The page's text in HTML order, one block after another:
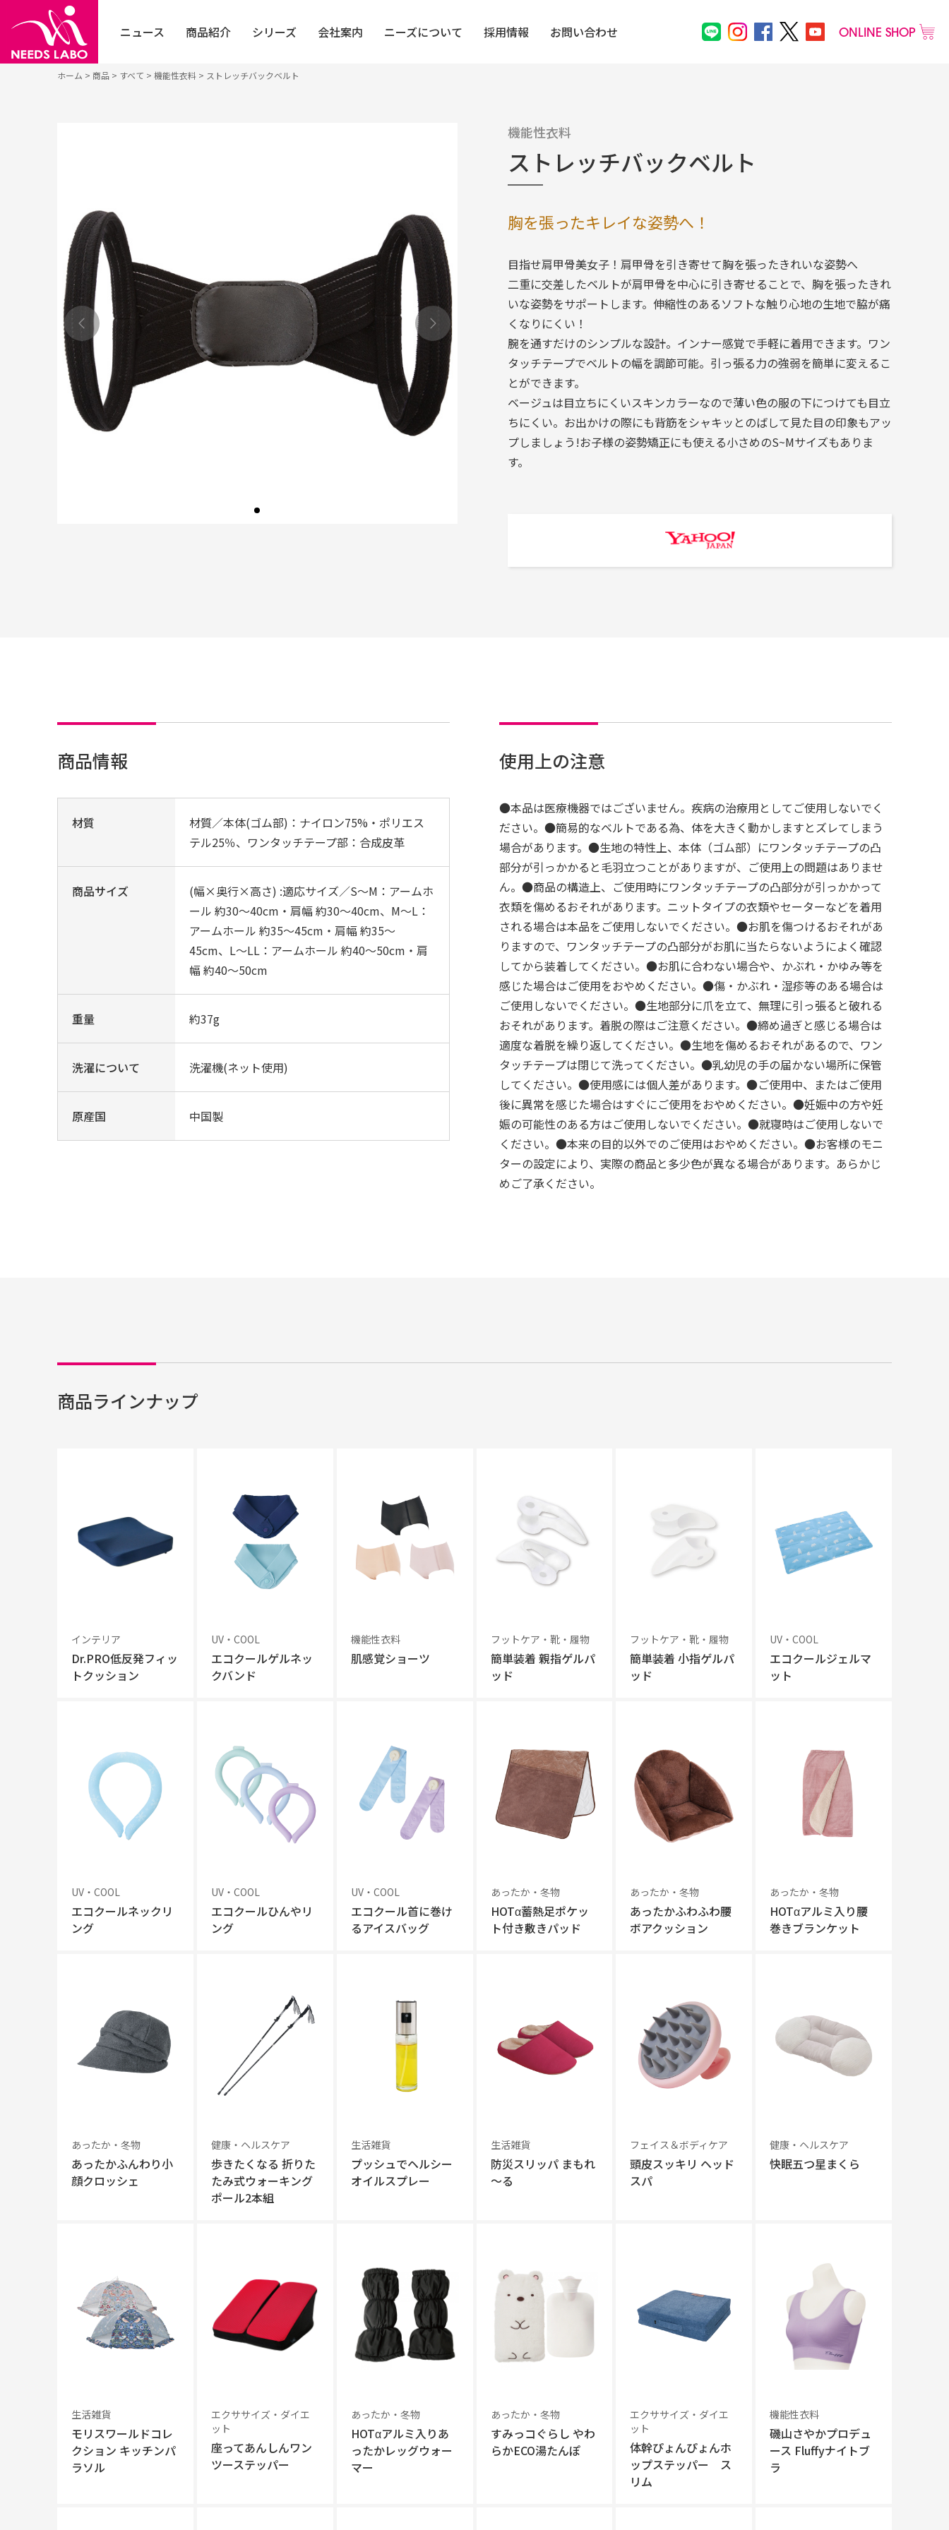
ニュース 商品紹介
UV・COOL
あったか・冬物
その他
シリーズ 会社案内 ニーズについて 採用情報 お問い合わせ ONLINE SHOP
ホーム > 商品> すべて > 機能性衣料 > ストレッチバックベルト
機能性衣料
ストレッチバックベルト
胸を張ったキレイな姿勢へ！
目指せ肩甲骨美女子！肩甲骨を引き寄せて胸を張ったきれいな姿勢へ
二重に交差したベルトが肩甲骨を中心に引き寄せることで、胸を張ったきれ
いな姿勢をサポートします。伸縮性のあるソフトな触り心地の生地で脇が痛
くなりにくい！
腕を通すだけのシンプルな設計。インナー感覚で手軽に着用できます。ワン
タッチテープでベルトの幅を調節可能。引っ張る力の強弱を簡単に変えるこ
とができます。
ベージュは目立ちにくいスキンカラーなので薄い色の服の下につけても目立
ちにくい。お出かけの際にも背筋をシャキッとのばして見た目の印象もアッ
プしましょう!お子様の姿勢矯正にも使える小さめのS~Mサイズもありま
す。
商品情報
材質
材質／本体(ゴム部)：ナイロン75%・ポリエス
テル25％、ワンタッチテープ部：合成皮革
商品サイズ
(幅×奥行×高さ) :適応サイズ／S〜M：アームホ
ール 約30〜40cm・肩幅 約30〜40cm、M〜L：
アームホール 約35〜45cm・肩幅 約35〜
45cm、L〜LL：アームホール 約40〜50cm・肩
幅 約40〜50cm
重量 約37g
洗濯について 洗濯機(ネット使用)
原産国 中国製
使用上の注意
●本品は医療機器ではございません。疾病の治療用としてご使用しないでく
ださい。●簡易的なベルトである為、体を大きく動かしますとズレてしまう
場合があります。●生地の特性上、本体（ゴム部）にワンタッチテープの凸
部分が引っかかると毛羽立つことがありますが、ご使用上の問題はありませ
ん。●商品の構造上、ご使用時にワンタッチテープの凸部分が引っかかって
衣類を傷めるおそれがあります。ニットタイプの衣類やセーターなどを着用
される場合は本品をご使用しないでください。●お肌を傷つけるおそれがあ
りますので、ワンタッチテープの凸部分がお肌に当たらないようによく確認
してから装着してください。●お肌に合わない場合や、かぶれ・かゆみ等を
感じた場合はご使用をおやめください。●傷・かぶれ・湿疹等のある場合は
ご使用しないでください。●生地部分に爪を立て、無理に引っ張ると破れる
おそれがあります。着脱の際はご注意ください。●締め過ぎと感じる場合は
適度な着脱を繰り返してください。●生地を傷めるおそれがあるので、ワン
タッチテープは閉じて洗ってください。●乳幼児の手の届かない場所に保管
してください。●使用感には個人差があります。●ご使用中、またはご使用
後に異常を感じた場合はすぐにご使用をおやめください。●妊娠中の方や妊
娠の可能性のある方はご使用しないでください。●就寝時はご使用しないで
ください。●本来の目的以外でのご使用はおやめください。●お客様のモニ
ターの設定により、実際の商品と多少色が異なる場合があります。あらかじ
めご了承ください。
商品ラインナップ
インテリア
Dr.PRO低反発フィッ
トクッション
UV・COOL
エコクールゲルネッ
クバンド
機能性衣料
肌感覚ショーツ
フットケア・靴・履物
簡単装着 親指ゲルパ
ッド
フットケア・靴・履物
簡単装着 小指ゲルパ
ッド
UV・COOL
エコクールジェルマ
ット
UV・COOL
エコクールネックリ
ング
UV・COOL
エコクールひんやリ
ング
UV・COOL
エコクール首に巻け
るアイスバッグ
あったか・冬物
HOTα蓄熱足ポケッ
ト付き敷きパッド
あったか・冬物
あったかふわふわ腰
ボアクッション
あったか・冬物
HOTαアルミ入り腰
巻きブランケット
あったか・冬物
あったかふんわり小
顔クロッシェ
健康・ヘルスケア
歩きたくなる 折りた
たみ式ウォーキング
ポール2本組
生活雑貨
プッシュでヘルシー
オイルスプレー
生活雑貨
防災スリッパ まもれ
～る
フェイス＆ボディケア
頭皮スッキリ ヘッド
スパ
健康・ヘルスケア
快眠五つ星まくら
生活雑貨
モリスワールドコレ
クション キッチンパ
ラソル
エクササイズ・ダイエ
ット
座ってあんしんワン
ツーステッパー
あったか・冬物
HOTαアルミ入りあ
ったかレッグウォー
マー
あったか・冬物
すみっコぐらし やわ
らかECO湯たんぽ
エクササイズ・ダイエ
ット
体幹ぴょんぴょんホ
ップステッパー ス
リム
機能性衣料
磯山さやかプロデュ
ース Fluffyナイトブ
ラ